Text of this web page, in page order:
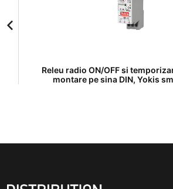
Releu radio ON/OFF si
montare pe sina DIN, Yokis